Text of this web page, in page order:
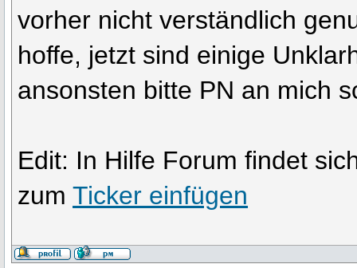
vorher nicht verständlich
hoffe, jetzt sind einige
ansonsten bitte PN an mich
Edit: In Hilfe Forum findet
zumTicker einfügen